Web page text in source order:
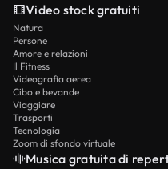
Video stock gratuiti
Natura
Persone
Amore e relazioni
Il Fitness
Videografia aerea
Cibo e bevande
Viaggiare
Trasporti
Tecnologia
Zoom di sfondo virtuale
Musica gratuita di